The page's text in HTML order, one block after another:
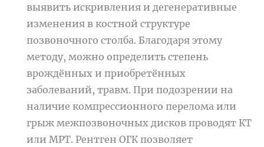
выявить искривления и дегенеративные
изменения в костной структуре
позвоночного столба. Благодаря этому
методу, можно определить степень
врождённых и приобретённых
заболеваний, травм. При подозрении на
наличие компрессионного перелома или
грыж межпозвоночных дисков проводят КТ
или МРТ. Рентген ОГК позволяет